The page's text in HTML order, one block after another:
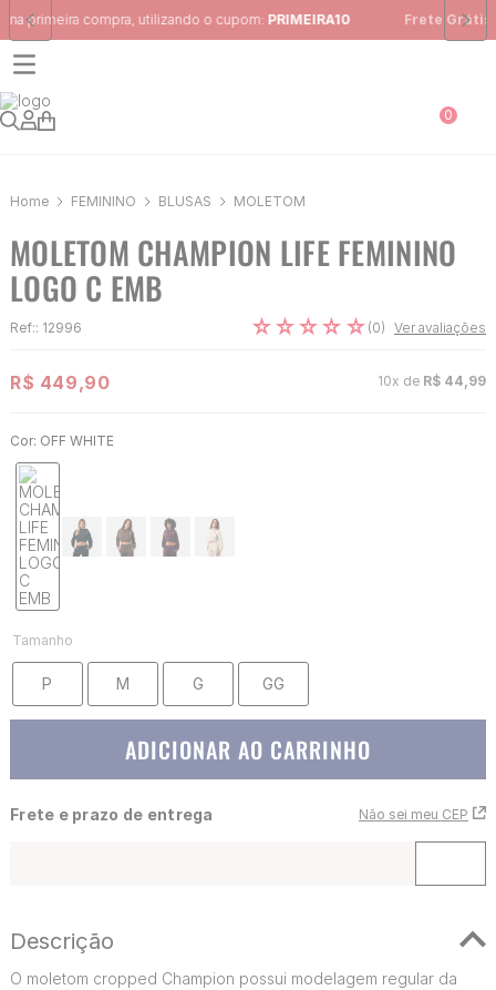
Frete Grátispara região Sudeste em pedidos acima de R$ 399,00
0
FEMININO BLUSAS MOLETOM
MOLETOM CHAMPION LIFE FEMININO
LOGO C EMB
Ref:: 12996 ☆☆☆☆ ☆ (0) Ver avaliações
R$ 449,90 10x de R$ 44 99
Cor: OFF WHITE
Tamanho
P M G GG
ADICIONAR AO CARRINHO
Frete e prazo de entrega Não sei meu CEP
Descrição
O moletom cropped Champion possui modelagem regular da